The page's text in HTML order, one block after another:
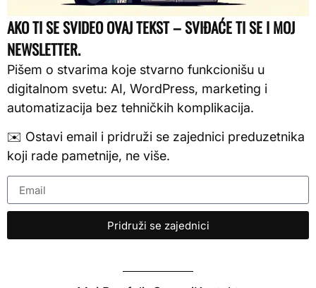
AKO TI SE SVIDEO OVAJ TEKST – SVIĐAĆE TI SE I MOJ
NEWSLETTER.
Pišem o stvarima koje stvarno funkcionišu u
digitalnom svetu: AI, WordPress, marketing i
automatizacija bez tehničkih komplikacija.
✉️ Ostavi email i pridruži se zajednici preduzetnika
koji rade pametnije, ne više.
Pridruži se zajednici